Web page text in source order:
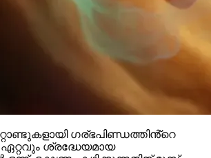
ഗര്ഭപിണ്ഡത്തിൻ്റെ
ശ്രദ്ധേയമായ